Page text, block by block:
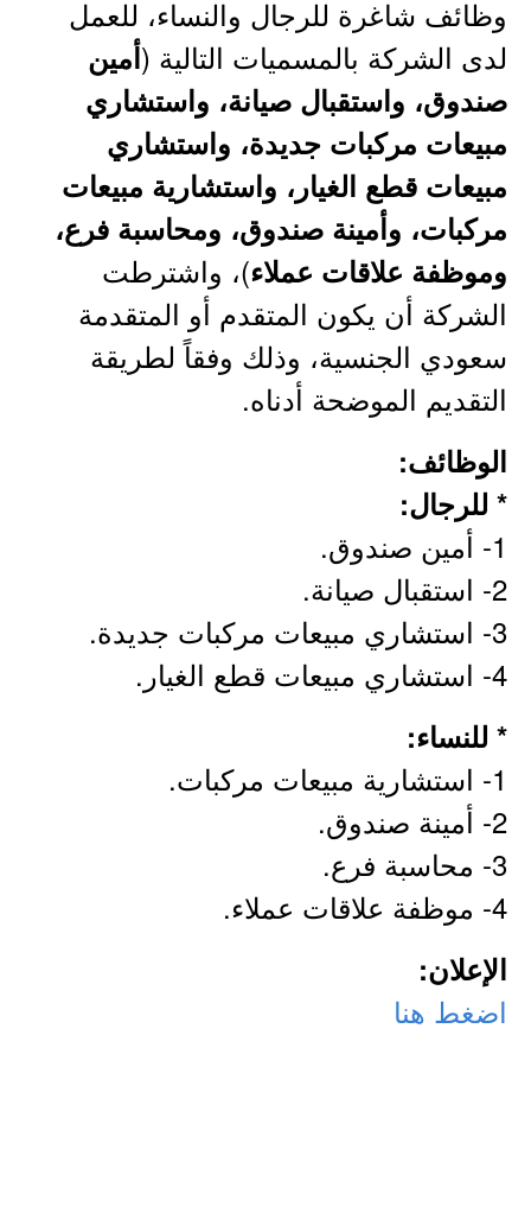
وظائف شاغرة للرجال والنساء، للعمل
لدى الشركة بالمسميات التالية (أمين
صندوق، واستقبال صيانة، واستشاري
مبيعات مركبات جديدة، واستشاري
مبيعات قطع الغيار، واستشارية مبيعات
مركبات، وأمينة صندوق، ومحاسبة فرع،
وموظفة علاقات عملاء)، واشترطت
الشركة أن يكون المتقدم أو المتقدمة
سعودي الجنسية، وذلك وفقاً لطريقة
التقديم الموضحة أدناه.
الوظائف:
* للرجال:
1- أمين صندوق.
2- استقبال صيانة.
3- استشاري مبيعات مركبات جديدة.
4- استشاري مبيعات قطع الغيار.
* للنساء:
1- استشارية مبيعات مركبات.
2- أمينة صندوق.
3- محاسبة فرع.
4- موظفة علاقات عملاء.
الإعلان:
اضغط هنا